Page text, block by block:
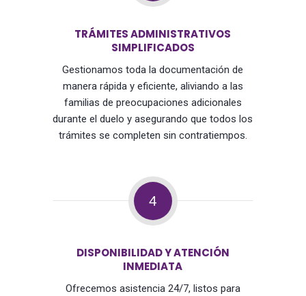
TRÁMITES ADMINISTRATIVOS
SIMPLIFICADOS
Gestionamos toda la documentación de
manera rápida y eficiente, aliviando a las
familias de preocupaciones adicionales
durante el duelo y asegurando que todos los
trámites se completen sin contratiempos.
4
DISPONIBILIDAD Y ATENCIÓN
INMEDIATA
Ofrecemos asistencia 24/7, listos para